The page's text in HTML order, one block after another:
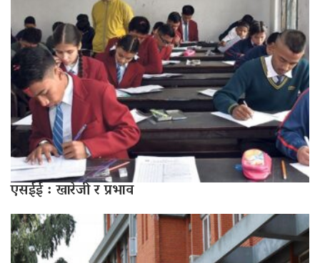
एसईई : खारेजी र प्रभाव